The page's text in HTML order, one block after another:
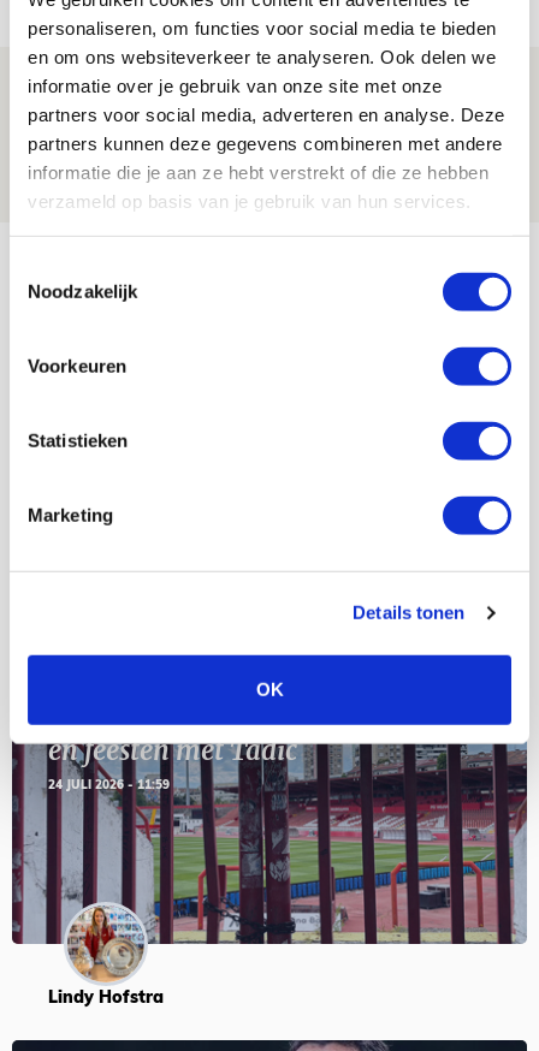
personaliseren, om functies voor social media te bieden
en om ons websiteverkeer te analyseren. Ook delen we
informatie over je gebruik van onze site met onze
partners voor social media, adverteren en analyse. Deze
partners kunnen deze gegevens combineren met andere
informatie die je aan ze hebt verstrekt of die ze hebben
verzameld op basis van je gebruik van hun services.
Noodzakelijk
Voorkeuren
Statistieken
Marketing
Details tonen
OK
PRIJSVRAAG
Drie dingen die je moet weten over
Ajax - Shelbourne
06 AUGUSTUS 2026 - 09:33
AGENDA
23
Selectiedag ballenjongens/-meiden
en feesten met Tadic
24 JULI 2026 - 11:59
Lindy Hofstra